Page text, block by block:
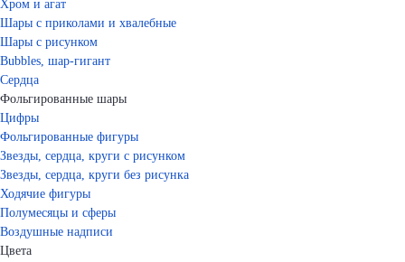
Хром и агат
Шары с приколами и хвалебные
Шары с рисунком
Bubbles, шар-гигант
Сердца
Фольгированные шары
Цифры
Фольгированные фигуры
Звезды, сердца, круги с рисунком
Звезды, сердца, круги без рисунка
Ходячие фигуры
Полумесяцы и сферы
Воздушные надписи
Цвета